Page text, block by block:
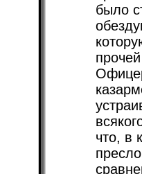
было
что, в